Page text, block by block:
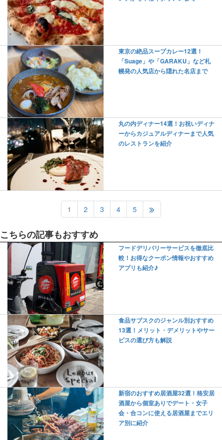
東京の絶品スープカレー12選！
「Suage」や「GARAKU」など札
幌発の人気店から隠れた名店まで
丸の内ディナー14選！お祝いディナ
ーからカジュアルディナーまで人気
のレストランを紹介
1 2 3 4 5
こちらの記事もおすすめ
フードデリバリーサービスを徹底比
較！お得なクーポン情報やおすすめ
アプリも紹介♪
食品サブスクのジャンル別おすすめ
13選！メリット・デメリットやサー
ビスの選び方も解説
新宿のおすすめ居酒屋32選！格安居
酒屋から個室ありでデート・女子
会・合コンに使える居酒屋までエリ
ア別に紹介